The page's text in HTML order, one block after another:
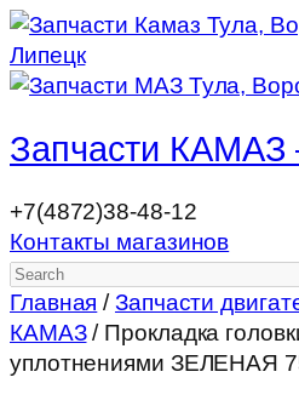
Запчасти
+7(4872)38-48-12
Контакты магазинов
Search
Главная /Запчасти
КАМАЗ/ Прокладка
уплотнениями ЗЕЛЕНАЯ